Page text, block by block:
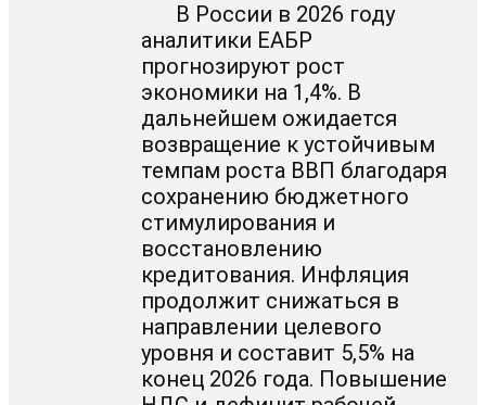
В России в 2026 году
аналитики ЕАБР
прогнозируют рост
экономики на 1,4%. В
дальнейшем ожидается
возвращение к устойчивым
темпам роста ВВП благодаря
сохранению бюджетного
стимулирования и
восстановлению
кредитования. Инфляция
продолжит снижаться в
направлении целевого
уровня и составит 5,5% на
конец 2026 года. Повышение